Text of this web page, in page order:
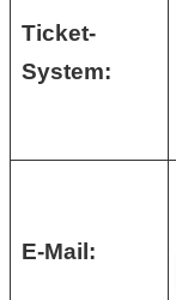
u
n
u
L
Ticket-
System:
E-Mail: